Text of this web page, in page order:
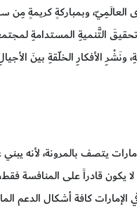
وبمباركةٍ كريمةٍ
التَّنميةِ المستدامةِ
الأفكارِ الخلّقةِ بينَ
يتصف بالمرونة، لأنه
يكون قادراً على المنافسة
كافة أشكال الدعم